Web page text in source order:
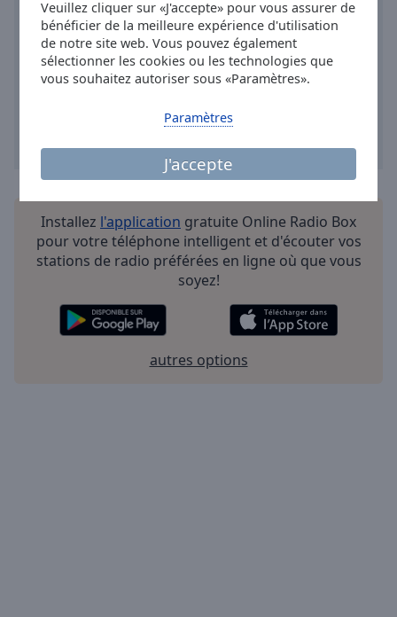
Veuillez cliquer sur «J'accepte» pour vous assurer de
bénéficier de la meilleure expérience d'utilisation
de notre site web. Vous pouvez également
sélectionner les cookies ou les technologies que
vous souhaitez autoriser sous «Paramètres».
J'accepte
Paramètres
Installez l'application gratuite Online Radio Box
pour votre téléphone intelligent et d'écouter vos
stations de radio préférées en ligne où que vous
soyez!
autres options